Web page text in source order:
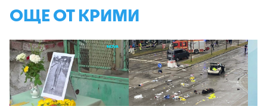
ОЩЕ ОТ КРИМИ